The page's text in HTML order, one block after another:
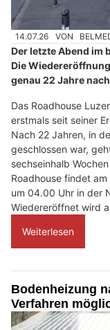
14.07.26 VON
Der letzte Abend im
Die
genau 22 Jahre
Das Roadhouse
erstmals seit seiner
Nach 22 Jahren, in
geschlossen war,
sechseinhalb
Roadhouse findet
um 04.00 Uhr in der
Wiedereröffnet wird
Weiterlesen
Bodenheizung
Verfahren